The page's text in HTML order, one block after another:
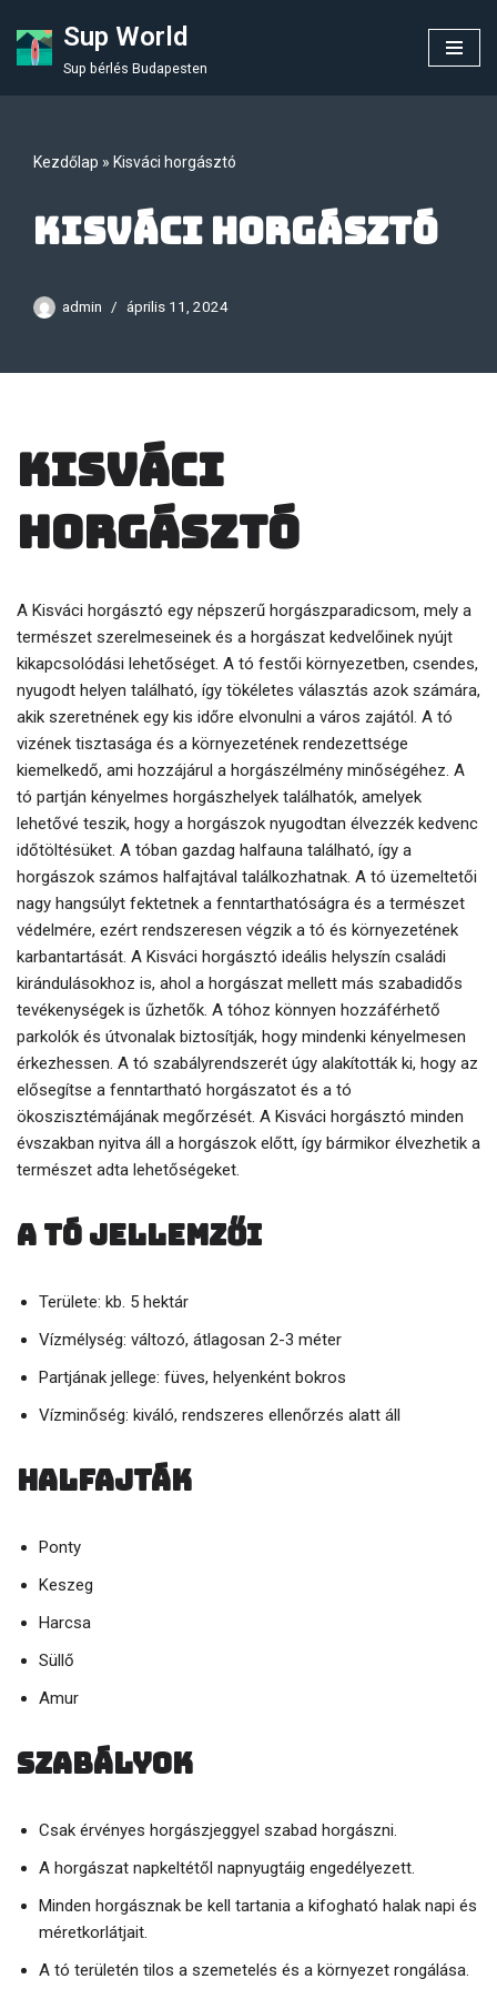
Skip
Sup World
Sup bérlés Budapesten
Kezdőlap » Kisváci horgásztó
Kisváci horgásztó
admin április 11, 2024
Kisváci
horgásztó
A Kisváci horgásztó egy népszerű horgászparadicsom, mely a
természet szerelmeseinek és a horgászat kedvelőinek nyújt
kikapcsolódási lehetőséget. A tó festői környezetben, csendes,
nyugodt helyen található, így tökéletes választás azok számára,
akik szeretnének egy kis időre elvonulni a város zajától. A tó
vizének tisztasága és a környezetének rendezettsége
kiemelkedő, ami hozzájárul a horgászélmény minőségéhez. A
tó partján kényelmes horgászhelyek találhatók, amelyek
lehetővé teszik, hogy a horgászok nyugodtan élvezzék kedvenc
időtöltésüket. A tóban gazdag halfauna található, így a
horgászok számos halfajtával találkozhatnak. A tó üzemeltetői
nagy hangsúlyt fektetnek a fenntarthatóságra és a természet
védelmére, ezért rendszeresen végzik a tó és környezetének
karbantartását. A Kisváci horgásztó ideális helyszín családi
kirándulásokhoz is, ahol a horgászat mellett más szabadidős
tevékenységek is űzhetők. A tóhoz könnyen hozzáférhető
parkolók és útvonalak biztosítják, hogy mindenki kényelmesen
érkezhessen. A tó szabályrendszerét úgy alakították ki, hogy az
elősegítse a fenntartható horgászatot és a tó
ökoszisztémájának megőrzését. A Kisváci horgásztó minden
évszakban nyitva áll a horgászok előtt, így bármikor élvezhetik a
természet adta lehetőségeket.
A tó jellemzői
Területe: kb. 5 hektár
Vízmélység: változó, átlagosan 2-3 méter
Partjának jellege: füves, helyenként bokros
Vízminőség: kiváló, rendszeres ellenőrzés alatt áll
Halfajták
Ponty
Keszeg
Harcsa
Süllő
Amur
Szabályok
Csak érvényes horgászjeggyel szabad horgászni.
A horgászat napkeltétől napnyugtáig engedélyezett.
Minden horgásznak be kell tartania a kifogható halak napi és
méretkorlátjait.
A tó területén tilos a szemetelés és a környezet rongálása.